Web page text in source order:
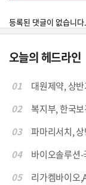
등록된 댓글이 없습니다.
오늘의 헤드라인
01
대원제약, 상
02
복지부, 한국
03
파마리서치,
04
바이오솔루션
05
리가켐바이오